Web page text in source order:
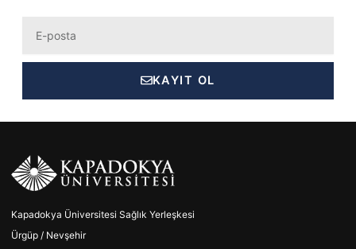
KAYIT OL
Kapadokya Üniversitesi Sağlık Yerleşkesi
Ürgüp / Nevşehir